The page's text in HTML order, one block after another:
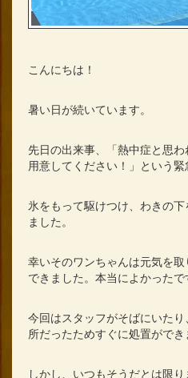
こんにちは！
暑い日が続いています。
先日の出来事、「熱中症と思
用意してください！」という緊
氷をもって駆けつけ、わきの
ました。
幸いそのワンちゃんは元気を
できました。本当によかったで
今回はスタッフがそばにいた
所だったためすぐに処置ができ
しかし、いつもそうだとは限